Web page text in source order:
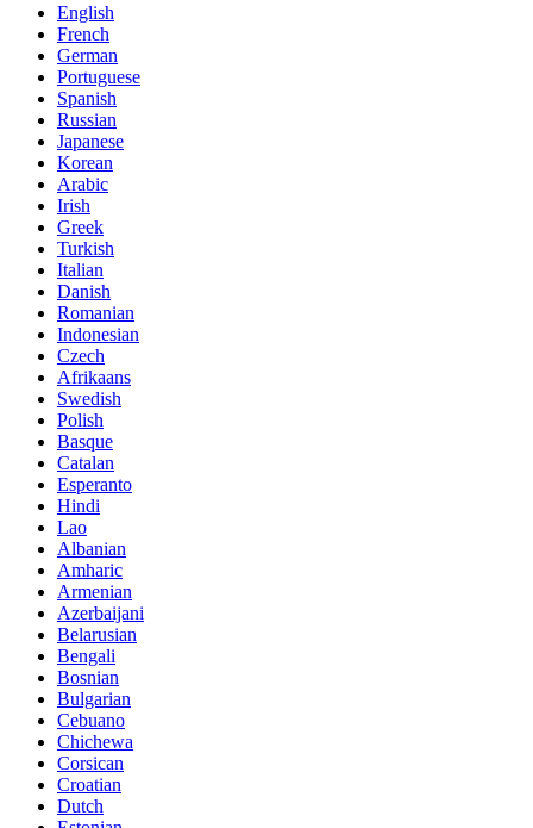
English
French
German
Portuguese
Spanish
Russian
Japanese
Korean
Arabic
Irish
Greek
Turkish
Italian
Danish
Romanian
Indonesian
Czech
Afrikaans
Swedish
Polish
Basque
Catalan
Esperanto
Hindi
Lao
Albanian
Amharic
Armenian
Azerbaijani
Belarusian
Bengali
Bosnian
Bulgarian
Cebuano
Chichewa
Corsican
Croatian
Dutch